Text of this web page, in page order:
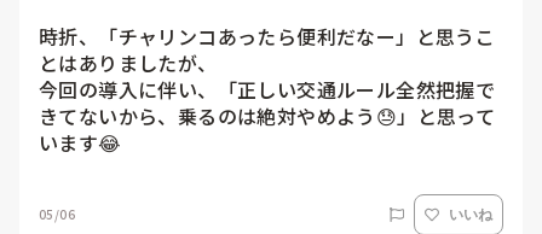
時折、「チャリンコあったら便利だなー」と思うこ
とはありましたが、
今回の導入に伴い、「正しい交通ルール全然把握で
きてないから、乗るのは絶対やめよう😓」と思って
います😂
05/06 いいね